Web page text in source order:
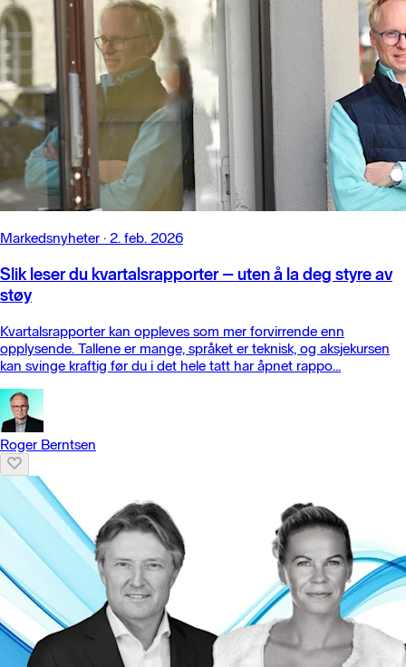
Markedsnyheter · 2. feb. 2026
Slik leser du kvartalsrapporter – uten å la deg styre av
støy
Kvartalsrapporter kan oppleves som mer forvirrende enn
opplysende. Tallene er mange, språket er teknisk, og aksjekursen
kan svinge kraftig før du i det hele tatt har åpnet rappo...
Roger Berntsen